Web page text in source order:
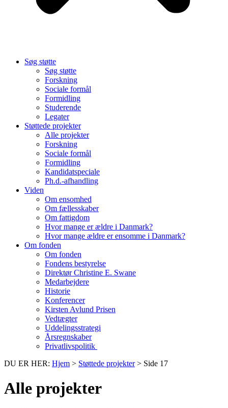
Søg støtte
Søg støtte
Forskning
Sociale formål
Formidling
Studerende
Legater
Støttede projekter
Alle projekter
Forskning
Sociale formål
Formidling
Kandidatspeciale
Ph.d.-afhandling
Viden
Om ensomhed
Om fællesskaber
Om fattigdom
Hvor mange er ældre i Danmark?
Hvor mange ældre er ensomme i Danmark?
Om fonden
Om fonden
Fondens bestyrelse
Direktør Christine E. Swane
Medarbejdere
Historie
Konferencer
Kirsten Avlund Prisen
Vedtægter
Uddelingsstrategi
Årsregnskaber
Privatlivspolitik
DU ER HER: Hjem > Støttede projekter> Side 17
Alle projekter